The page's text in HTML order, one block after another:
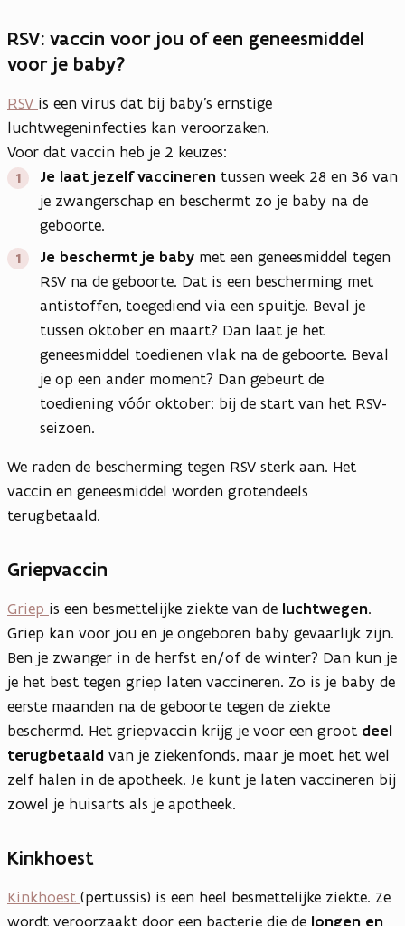
RSV: vaccin voor jou of een geneesmiddel
voor je baby?
RSV is een virus dat bij baby’s ernstige
luchtwegeninfecties kan veroorzaken.
Voor dat vaccin heb je 2 keuzes:
Je laat jezelf vaccineren tussen week 28 en 36 van
je zwangerschap en beschermt zo je baby na de
geboorte.
Je beschermt je baby met een geneesmiddel tegen
RSV na de geboorte. Dat is een bescherming met
antistoffen, toegediend via een spuitje. Beval je
tussen oktober en maart? Dan laat je het
geneesmiddel toedienen vlak na de geboorte. Beval
je op een ander moment? Dan gebeurt de
toediening vóór oktober: bij de start van het RSV-
seizoen.
We raden de bescherming tegen RSV sterk aan. Het
vaccin en geneesmiddel worden grotendeels
terugbetaald.
Griepvaccin
Griep is een besmettelijke ziekte van de luchtwegen.
Griep kan voor jou en je ongeboren baby gevaarlijk zijn.
Ben je zwanger in de herfst en/of de winter? Dan kun je
je het best tegen griep laten vaccineren. Zo is je baby de
eerste maanden na de geboorte tegen de ziekte
beschermd. Het griepvaccin krijg je voor een groot deel
terugbetaald van je ziekenfonds, maar je moet het wel
zelf halen in de apotheek. Je kunt je laten vaccineren bij
zowel je huisarts als je apotheek.
Kinkhoest
Kinkhoest (pertussis) is een heel besmettelijke ziekte. Ze
wordt veroorzaakt door een bacterie die de longen en